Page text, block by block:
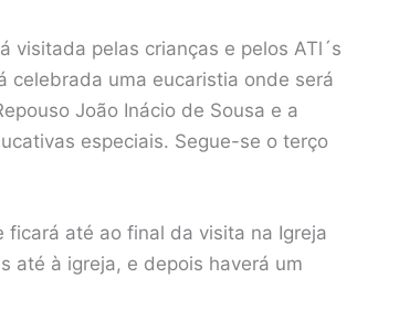
visitada pelas crianças e pelos ATl´s
celebrada uma eucaristia onde será
João Inácio de Sousa e a
especiais. Segue-se o terço
ficará até ao final da visita na Igreja
até à igreja, e depois haverá um